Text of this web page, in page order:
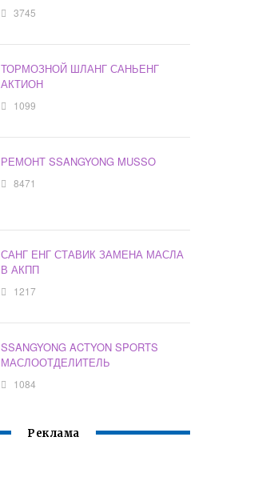
3745
ТОРМОЗНОЙ ШЛАНГ САНЬЕНГ
АКТИОН
1099
РЕМОНТ SSANGYONG MUSSO
8471
САНГ ЕНГ СТАВИК ЗАМЕНА МАСЛА
В АКПП
1217
SSANGYONG ACTYON SPORTS
МАСЛООТДЕЛИТЕЛЬ
1084
Реклама